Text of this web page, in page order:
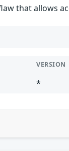
that allows
VERSION
*